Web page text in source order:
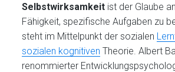
Selbstwirksamkeit ist der Glaube
Fähigkeit, spezifische Aufgaben zu
steht im Mittelpunkt der sozialen
sozialen kognitiven Theorie. Albert
renommierter